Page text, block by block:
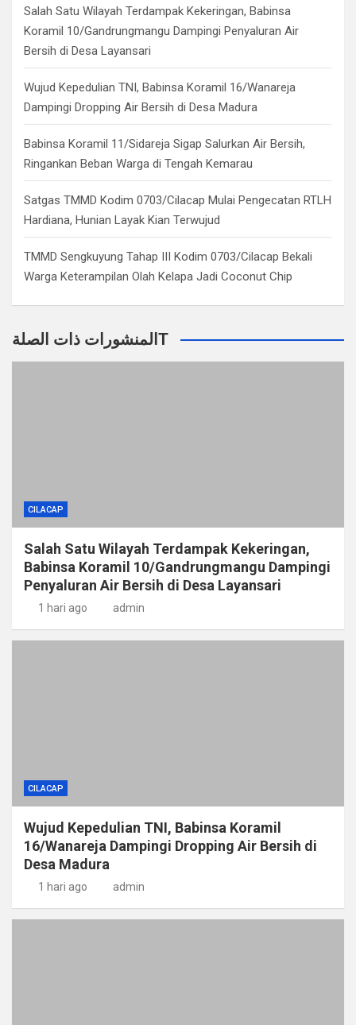
Salah Satu Wilayah Terdampak Kekeringan, Babinsa
Koramil 10/Gandrungmangu Dampingi Penyaluran Air
Bersih di Desa Layansari
Wujud Kepedulian TNI, Babinsa Koramil 16/Wanareja
Dampingi Dropping Air Bersih di Desa Madura
Babinsa Koramil 11/Sidareja Sigap Salurkan Air Bersih,
Ringankan Beban Warga di Tengah Kemarau
Satgas TMMD Kodim 0703/Cilacap Mulai Pengecatan RTLH
Hardiana, Hunian Layak Kian Terwujud
TMMD Sengkuyung Tahap III Kodim 0703/Cilacap Bekali
Warga Keterampilan Olah Kelapa Jadi Coconut Chip
المنشورات ذات الصلةT
CILACAP
Salah Satu Wilayah Terdampak Kekeringan,
Babinsa Koramil 10/Gandrungmangu Dampingi
Penyaluran Air Bersih di Desa Layansari
1 hari ago admin
CILACAP
Wujud Kepedulian TNI, Babinsa Koramil
16/Wanareja Dampingi Dropping Air Bersih di
Desa Madura
1 hari ago admin